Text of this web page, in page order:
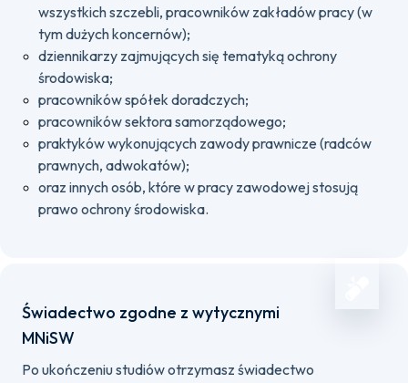
wszystkich szczebli, pracowników zakładów pracy (w
tym dużych koncernów);
dziennikarzy zajmujących się tematyką ochrony
środowiska;
pracowników spółek doradczych;
pracowników sektora samorządowego;
praktyków wykonujących zawody prawnicze (radców
prawnych, adwokatów);
oraz innych osób, które w pracy zawodowej stosują
prawo ochrony środowiska.
Świadectwo zgodne z wytycznymi
MNiSW
Po ukończeniu studiów otrzymasz świadectwo